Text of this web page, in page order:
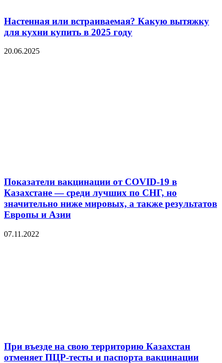
Настенная или встраиваемая? Какую вытяжку
для кухни купить в 2025 году
20.06.2025
Показатели вакцинации от COVID-19 в
Казахстане — среди лучших по СНГ, но
значительно ниже мировых, а также результатов
Европы и Азии
07.11.2022
При въезде на свою территорию Казахстан
отменяет ПЦР-тесты и паспорта вакцинации